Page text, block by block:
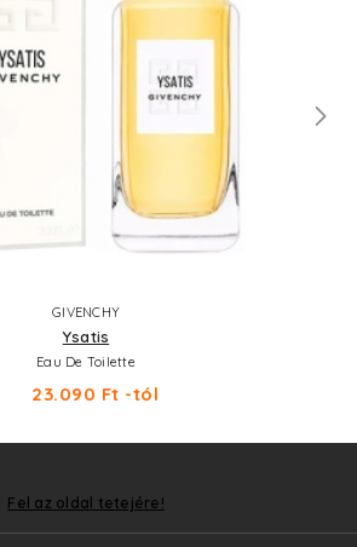
GIVENCHY
Ysatis
Eau De Toilette
23.090 Ft -tól
Fel az oldal tetejére!